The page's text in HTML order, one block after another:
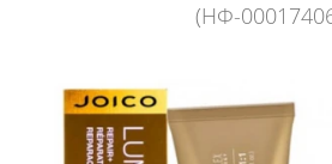
(НФ-